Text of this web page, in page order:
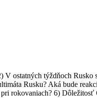
ostatných týždňoch
Rusku? Aká bude
rokovaniach? 6) Dôležitosť